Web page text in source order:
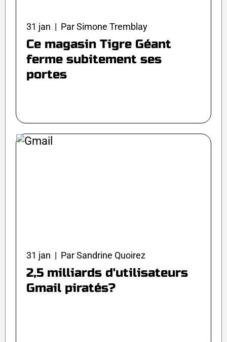
31 jan | Par Simone Tremblay
Ce magasin Tigre Géant
ferme subitement ses
portes
31 jan | Par Sandrine Quoirez
2,5 milliards d'utilisateurs
Gmail piratés?